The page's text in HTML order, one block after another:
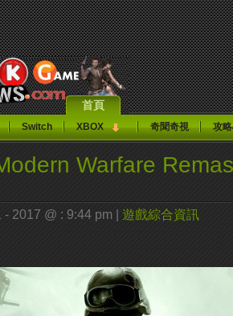
首頁
Switch XBOX 奇聞奇視 攻
Warfare
2017 @ : 9:44 pm | 遊戲綜合資訊